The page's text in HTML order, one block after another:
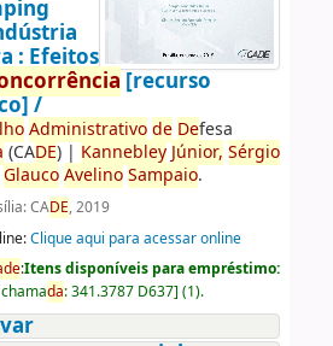
: Efeitos
[recurso
/
Administrativo de Defesa
(CADE)| Kannebley Júnior, Sérgio
Glauco Avelino Sampaio.
CADE, 2019
Clique aqui para acessar online
de:Itens disponíveis para empréstimo:
da:341.3787 D637] (1).